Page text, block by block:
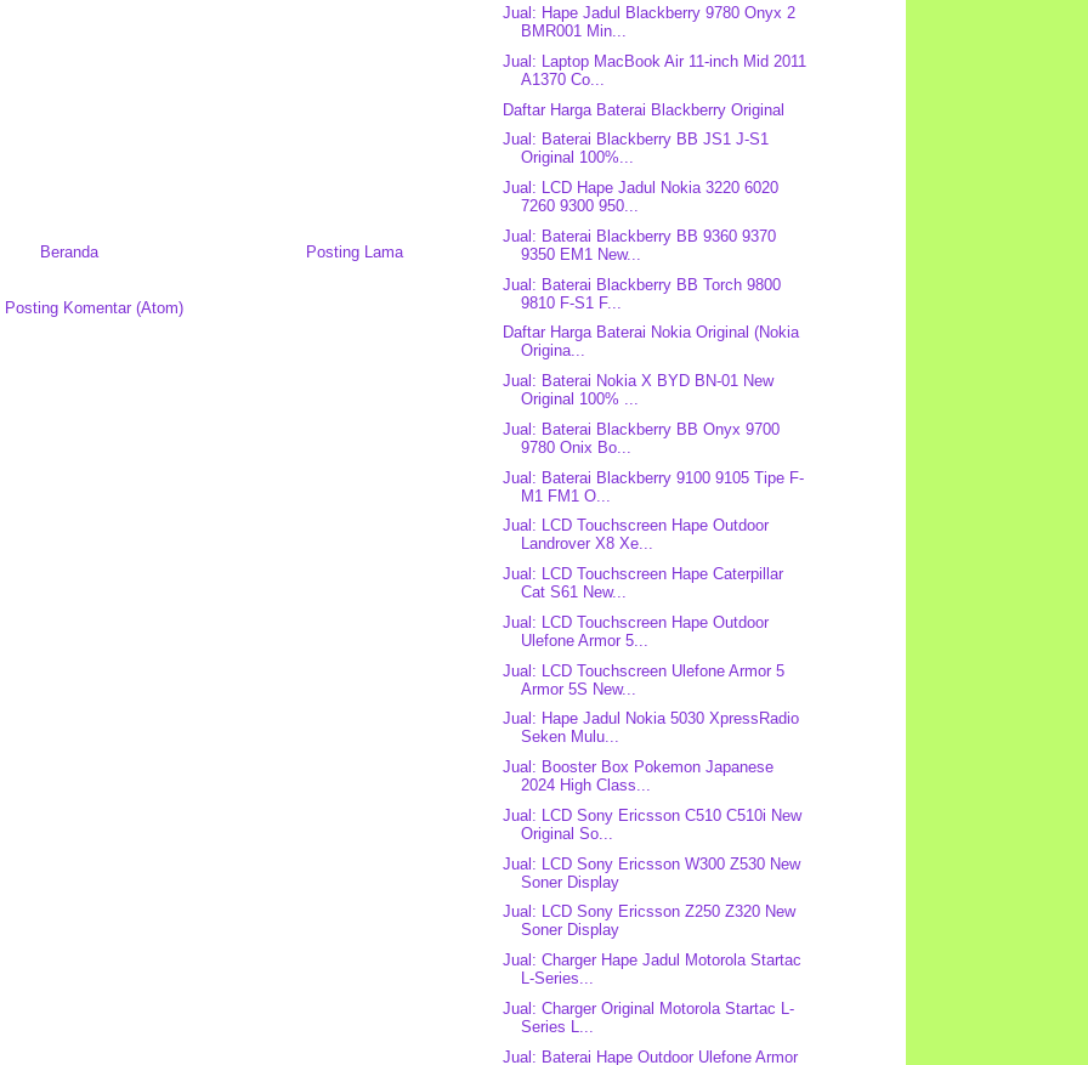
Posting Lama
Beranda
Posting Komentar (Atom)
Jual: Hape Jadul Blackberry 9780 Onyx 2
BMR001 Min...
Jual: Laptop MacBook Air 11-inch Mid 2011
A1370 Co...
Daftar Harga Baterai Blackberry Original
Jual: Baterai Blackberry BB JS1 J-S1
Original 100%...
Jual: LCD Hape Jadul Nokia 3220 6020
7260 9300 950...
Jual: Baterai Blackberry BB 9360 9370
9350 EM1 New...
Jual: Baterai Blackberry BB Torch 9800
9810 F-S1 F...
Daftar Harga Baterai Nokia Original (Nokia
Origina...
Jual: Baterai Nokia X BYD BN-01 New
Original 100% ...
Jual: Baterai Blackberry BB Onyx 9700
9780 Onix Bo...
Jual: Baterai Blackberry 9100 9105 Tipe F-
M1 FM1 O...
Jual: LCD Touchscreen Hape Outdoor
Landrover X8 Xe...
Jual: LCD Touchscreen Hape Caterpillar
Cat S61 New...
Jual: LCD Touchscreen Hape Outdoor
Ulefone Armor 5...
Jual: LCD Touchscreen Ulefone Armor 5
Armor 5S New...
Jual: Hape Jadul Nokia 5030 XpressRadio
Seken Mulu...
Jual: Booster Box Pokemon Japanese
2024 High Class...
Jual: LCD Sony Ericsson C510 C510i New
Original So...
Jual: LCD Sony Ericsson W300 Z530 New
Soner Display
Jual: LCD Sony Ericsson Z250 Z320 New
Soner Display
Jual: Charger Hape Jadul Motorola Startac
L-Series...
Jual: Charger Original Motorola Startac L-
Series L...
Jual: Baterai Hape Outdoor Ulefone Armor